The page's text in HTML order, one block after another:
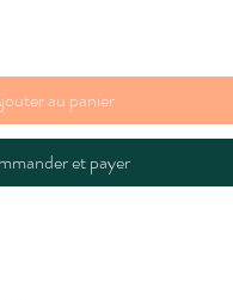
au panier
et payer